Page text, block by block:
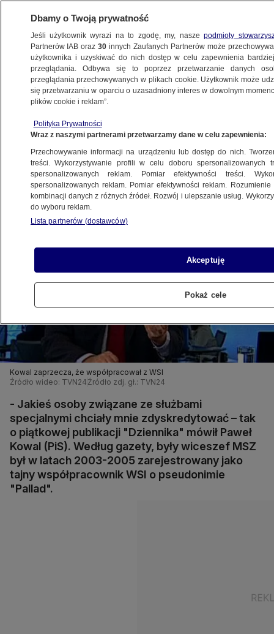
POLSKA
powiedziałbym nie
11.01.2008, 17:50Aktualizacja: 11.01.2008, 19:10
Udostępnij
Kowal zaprzecza, że współpracował z WSI
Źródło wideo: TVN24 Źródło zdj. gł.: TVN24
- Jakieś osoby związane ze służbami
specjalnymi chciały mnie zdyskredytować – tak
o piątkowej publikacji "Dziennika" mówił Paweł
Kowal (PiS). Według gazety, były wiceszef MSZ
był w latach 2003-2005 zarejestrowany jako
tajny współpracownik WSI o pseudonimie
"Pallad".
Dbamy o Twoją prywatność
Jeśli użytkownik wyrazi na to zgodę, my, naszepodmioty
Partnerów IAB oraz30 innych Zaufanych Partnerów może
użytkownika i uzyskiwać do nich dostęp w celu zapewnienia
przeglądania. Odbywa się to poprzez przetwarzanie danych
przeglądania przechowywanych w plikach cookie. Użytkownik może
się przetwarzaniu w oparciu o uzasadniony interes w dowolnym
plików cookie i reklam”.
Polityka Prywatności
Wraz z naszymi partnerami przetwarzamy dane w celu zapewnienia:
Przechowywanie informacji na urządzeniu lub dostęp do nich.
treści. Wykorzystywanie profili w celu doboru spersonalizowanych
spersonalizowanych reklam. Pomiar efektywności treści.
spersonalizowanych reklam. Pomiar efektywności reklam.
kombinacji danych z różnych źródeł. Rozwój i ulepszanie usług.
do wyboru reklam.
Lista partnerów (dostawców)
Akceptuję
Pokaż cele